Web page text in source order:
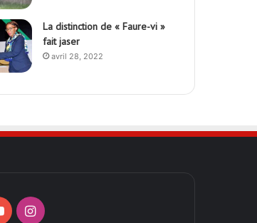
La distinction de « Faure-vi »
fait jaser
avril 28, 2022
YouTubeInstagram